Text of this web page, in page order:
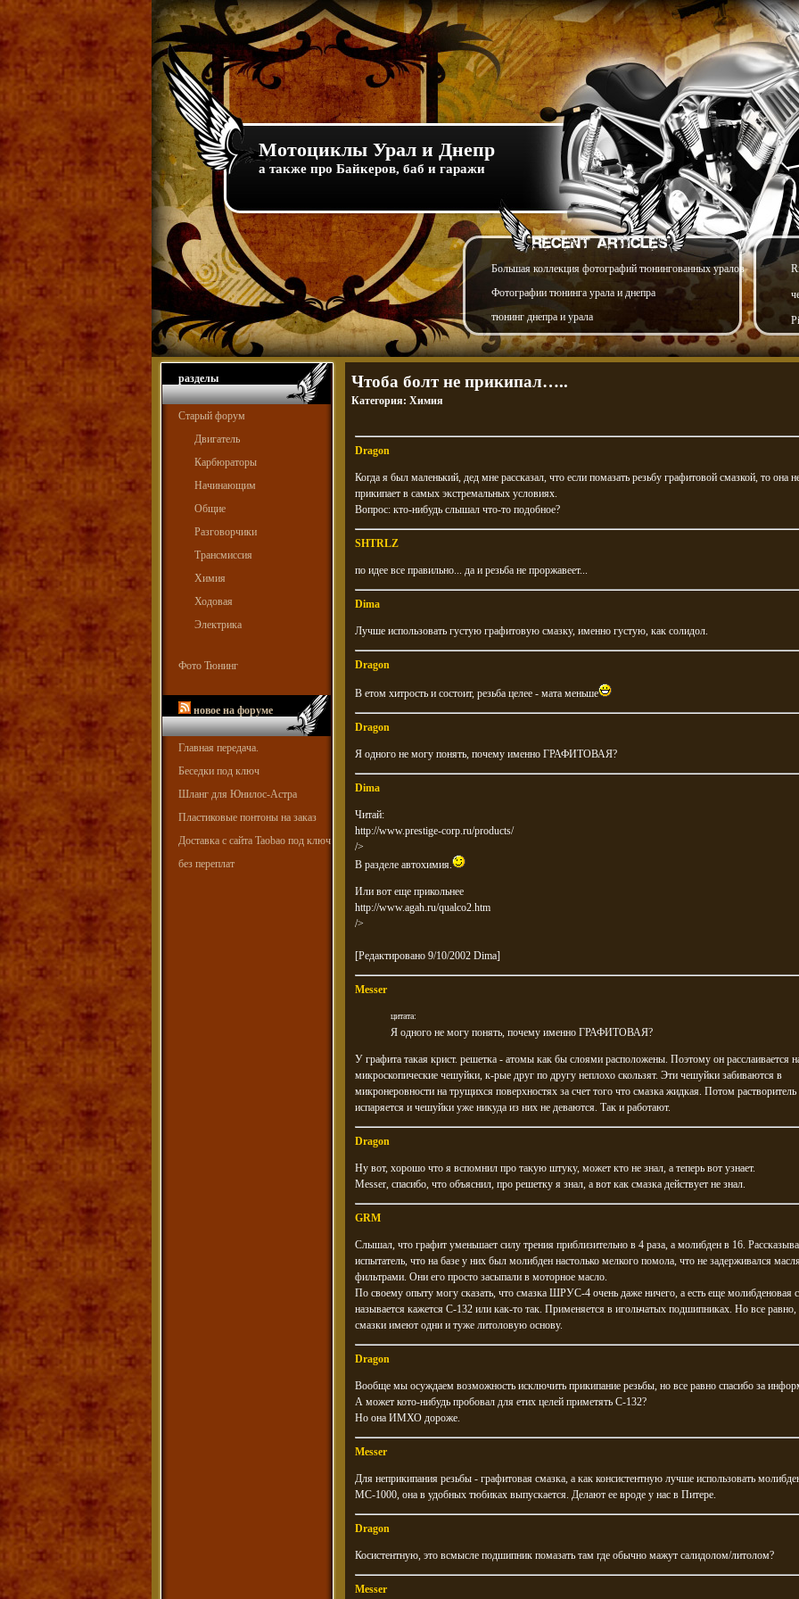
Мотоциклы Урал и Днепр
а также про Байкеров, баб и гаражи
Большая коллекция фотографий тюнингованных уралов
Фотографии тюнинга урала и днепра
тюнинг днепра и урала
разделы
Старый форум
Двигатель
Карбюраторы
Начинающим
Общие
Разговорчики
Трансмиссия
Химия
Ходовая
Электрика
Фото Тюнинг
новое на форуме
Главная передача.
Беседки под ключ
Шланг для Юнилос-Астра
Пластиковые понтоны на заказ
Доставка с сайта Taobao под ключ
без переплат
Чтоба болт не прикипал…..
Категория: Химия
Dragon
Когда я был маленький, дед мне рассказал, что если помазать резьбу графитовой смазкой, то она
прикипает в самых экстремальных условиях.
Вопрос: кто-нибудь слышал что-то подобное?
SHTRLZ
по идее все правильно... да и резьба не проржавеет...
Dima
Лучше использовать густую графитовую смазку, именно густую, как солидол.
Dragon
В етом хитрость и состоит, резьба целее - мата меньше
Dragon
Я одного не могу понять, почему именно ГРАФИТОВАЯ?
Dima
Читай:
http://www.prestige-corp.ru/products/
/>
В разделе автохимия.
Или вот еще прикольнее
http://www.agah.ru/qualco2.htm
/>
[Редактировано 9/10/2002 Dima]
Messer
цитата:
Я одного не могу понять, почему именно ГРАФИТОВАЯ?
У графита такая крист. решетка - атомы как бы слоями расположены. Поэтому он расслаивается
микроскопические чешуйки, к-рые друг по другу неплохо скользят. Эти чешуйки забиваются в
микронеровности на трущихся поверхностях за счет того что смазка жидкая. Потом растворитель
испаряется и чешуйки уже никуда из них не деваются. Так и работают.
Dragon
Ну вот, хорошо что я вспомнил про такую штуку, может кто не знал, а теперь вот узнает.
Messer, спасибо, что объяснил, про решетку я знал, а вот как смазка действует не знал.
GRM
Слышал, что графит уменьшает силу трения приблизительно в 4 раза, а молибден в 16.
испытатель, что на базе у них был молибден настолько мелкого помола, что не задерживался
фильтрами. Они его просто засыпали в моторное масло.
По своему опыту могу сказать, что смазка ШРУС-4 очень даже ничего, а есть еще молибденовая
называется кажется С-132 или как-то так. Применяется в игольчатых подшипниках. Но все равно,
смазки имеют одни и туже литоловую основу.
Dragon
Вообще мы осуждаем возможность исключить прикипание резьбы, но все равно спасибо за
А может кото-нибудь пробовал для етих целей приметять С-132?
Но она ИМХО дороже.
Messer
Для неприкипания резьбы - графитовая смазка, а как консистентную лучше использовать
МС-1000, она в удобных тюбиках выпускается. Делают ее вроде у нас в Питере.
Dragon
Косистентную, это всмысле подшипник помазать там где обычно мажут салидолом/литолом?
Messer